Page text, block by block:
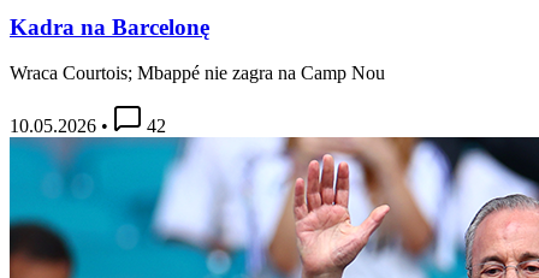
Kadra na Barcelonę
Wraca Courtois; Mbappé nie zagra na Camp Nou
10.05.2026 • 42